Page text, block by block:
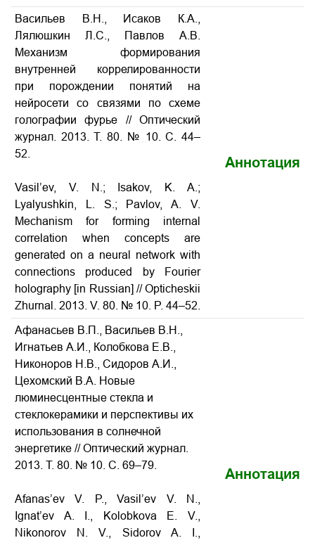
Васильев В.Н., Исаков К.А.,
Лялюшкин Л.С., Павлов А.В.
Механизм формирования
внутренней коррелированности
при порождении понятий на
нейросети со связями по схеме
голографии фурье // Оптический
журнал. 2013. Т. 80. № 10. С. 44–
52.
Vasil’ev, V. N.; Isakov, K. A.;
Lyalyushkin, L. S.; Pavlov, A. V.
Mechanism for forming internal
correlation when concepts are
generated on a neural network with
connections produced by Fourier
holography [in Russian] // Opticheskii
Zhurnal. 2013. V. 80. № 10. P. 44–52.
Аннотация
Афанасьев В.П., Васильев В.Н.,
Игнатьев А.И., Колобкова Е.В.,
Никоноров Н.В., Сидоров А.И.,
Цехомский В.А. Новые
люминесцентные стекла и
стеклокерамики и перспективы их
использования в солнечной
энергетике // Оптический журнал.
2013. Т. 80. № 10. С. 69–79.
Afanas’ev V. P., Vasil’ev V. N.,
Ignat’ev A. I., Kolobkova E. V.,
Nikonorov N. V., Sidorov A. I.,
Аннотация